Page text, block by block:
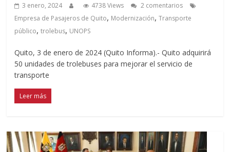
3 enero, 2024 4738 Views
2 comentarios
Empresa de Pasajeros de Quito, Modernización,Transporte
público,trolebus, UNOPS
Quito, 3 de enero de 2024 (Quito Informa).- Quito adquirirá
50 unidades de trolebuses para mejorar el servicio de
transporte
Leer más